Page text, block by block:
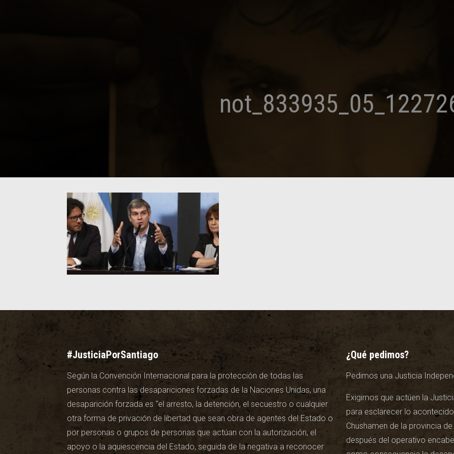
#JusticiaPorSantiago
Según la Convención Internacional para la protección de todas las
personas contra las desapariciones forzadas de la Naciones Unidas, una
desaparición forzada es “el arresto, la detención, el secuestro o cualquier
otra forma de privación de libertad que sean obra de agentes del Estado o
por personas o grupos de personas que actúan con la autorización, el
apoyo o la aquiescencia del Estado, seguida de la negativa a reconocer
¿Qué pedimos?
Pedimos una Justicia
Exigimos que actúen la
para esclarecer lo
Chushamen de la provincia
después del operativo